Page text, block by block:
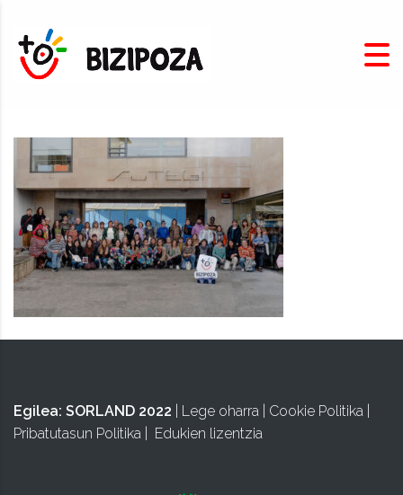
Egilea: SORLAND 2022 Lege oharra Cookie Politika
Pribatutasun Politika
Edukien lizentzia